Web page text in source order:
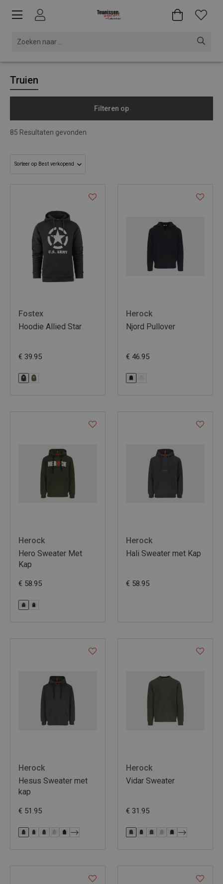
Truien
Filteren op
85 Resultaten gevonden
Fostex
Hoodie Allied Star
€ 39.95
Herock
Njord Pullover
€ 46.95
Herock
Hero Sweater Met
Kap
€ 58.95
Herock
Hali Sweater met Kap
€ 58.95
Herock
Hesus Sweater met
kap
€ 51.95
Herock
Vidar Sweater
€ 31.95